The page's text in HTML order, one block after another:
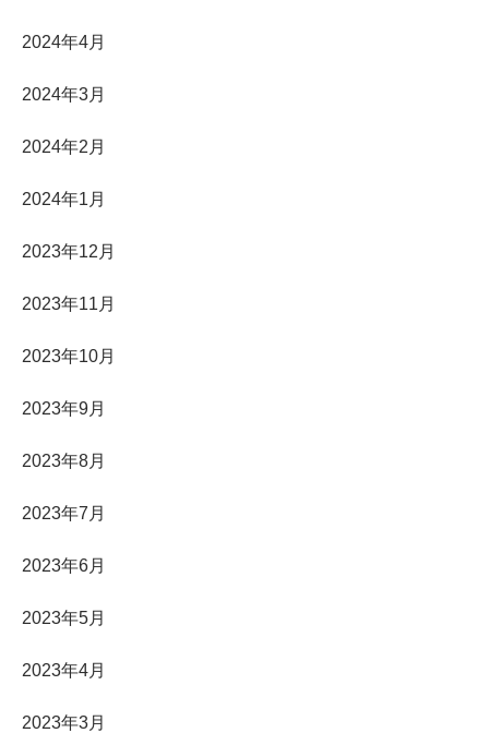
2024年4月
2024年3月
2024年2月
2024年1月
2023年12月
2023年11月
2023年10月
2023年9月
2023年8月
2023年7月
2023年6月
2023年5月
2023年4月
2023年3月